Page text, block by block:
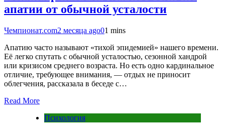
апатии от обычной усталости
Чемпионат.com2 месяца ago01 mins
Апатию часто называют «тихой эпидемией» нашего времени.
Её легко спутать с обычной усталостью, сезонной хандрой
или кризисом среднего возраста. Но есть одно кардинальное
отличие, требующее внимания, — отдых не приносит
облегчения, рассказала в беседе с…
Read More
Психология